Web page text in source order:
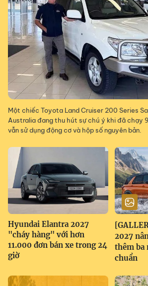
Một chiếc Toyota Land Cruiser 200 Series
Australia đang thu hút sự chú ý khi đã chạy
vẫn sử dụng động cơ và hộp số nguyên bản.
Hyundai Elantra 2027
"cháy hàng" với hơn
11.000 đơn bán xe trong 24
giờ
2027
thêm ba
chuẩn